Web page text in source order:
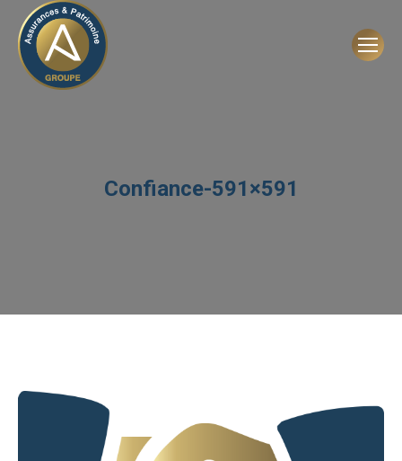
Confiance-591×591